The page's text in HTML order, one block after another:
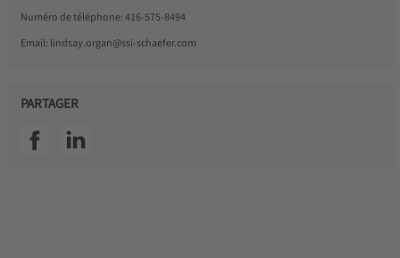
Numéro de téléphone:416-575-8494
Email: lindsay.organ@ssi-schaefer.com
PARTAGER
SSI facebookSSI linkedin